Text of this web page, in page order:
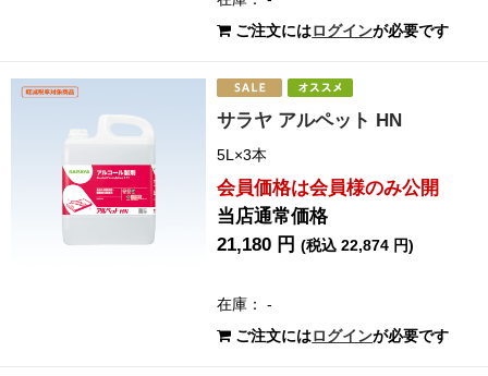
ご注文にはログインが必要です
サラヤ アルペット HN
5L×3本
会員価格は会員様のみ公開
当店通常価格
21,180 円(税込 22,874 円)
在庫： -
ご注文にはログインが必要です